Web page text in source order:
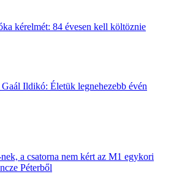
kérelmét: 84 évesen kell költöznie
Ildikó: Életük legnehezebb évén
a csatorna nem kért az M1 egykori
Péterből